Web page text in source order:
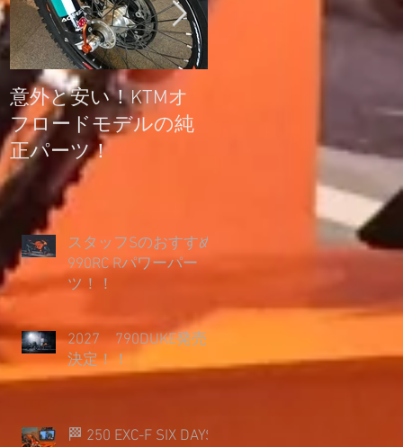
意外と安い！KTMオ
フロードモデルの純
正パーツ！
スタッフSのおすすめ
990RC Rパワーパー
ツ！！
2027 790DUKE発売
決定！！
🏁 250 EXC-F SIX DAYS